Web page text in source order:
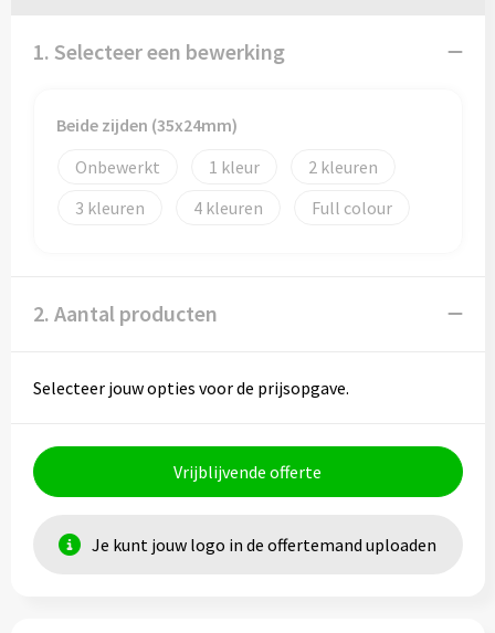
1. Selecteer een bewerking
Beide zijden (35x24mm)
Onbewerkt
1
2
3
4 Full colour
2. Aantal producten
Selecteer jouw opties voor de prijsopgave.
Vrijblijvende offerte
Je kunt jouw logo in de offertemand uploaden